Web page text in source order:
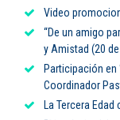
Video
“De un amigo
y Amistad (20
Participación en
Coordinador
La Tercera